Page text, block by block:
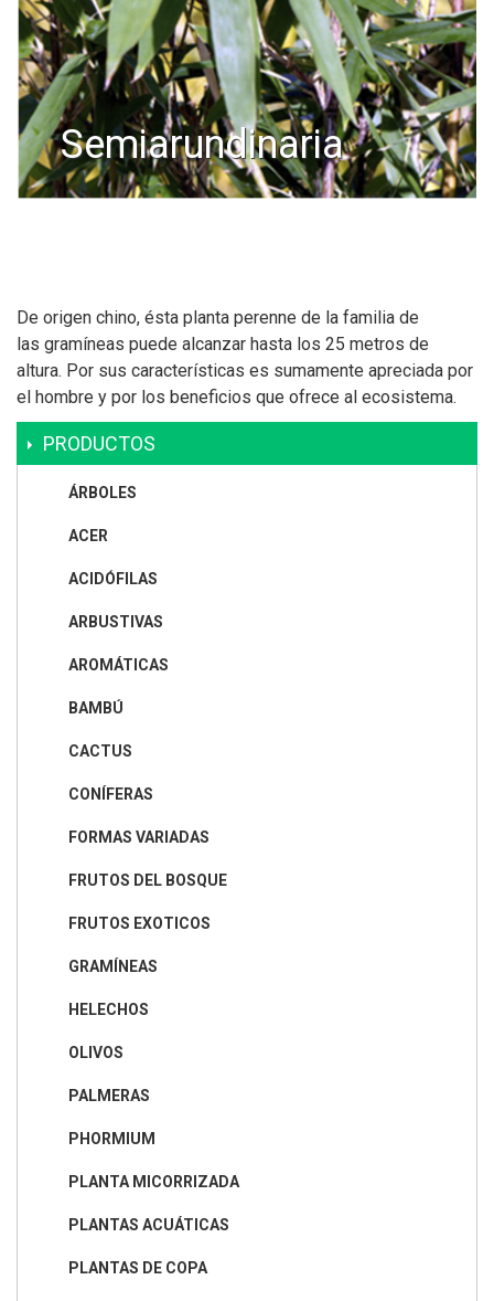
semiarundinaria
De origen chino, ésta planta perenne de la familia de
las gramíneas puede alcanzar hasta los 25 metros de
altura. Por sus características es sumamente apreciada por
el hombre y por los beneficios que ofrece al ecosistema.
PRODUCTOS
ÁRBOLES
ACER
ACIDÓFILAS
ARBUSTIVAS
AROMÁTICAS
BAMBÚ
CACTUS
CONÍFERAS
FORMAS VARIADAS
FRUTOS DEL BOSQUE
FRUTOS EXOTICOS
GRAMÍNEAS
HELECHOS
OLIVOS
PALMERAS
PHORMIUM
PLANTA MICORRIZADA
PLANTAS ACUÁTICAS
PLANTAS DE COPA